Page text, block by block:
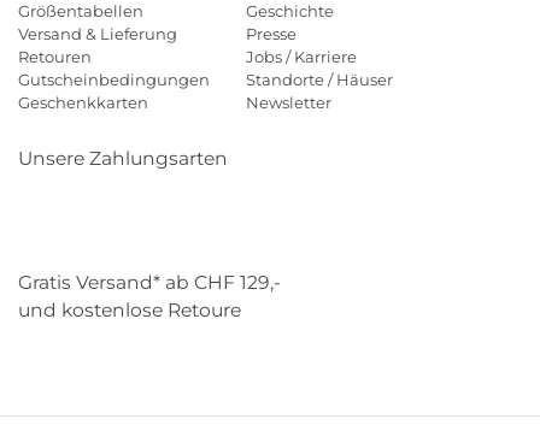
Größentabellen
Versand & Lieferung
Retouren
Gutscheinbedingungen
Geschenkkarten
Geschichte
Presse
Jobs / Karriere
Standorte / Häuser
Newsletter
Unsere Zahlungsarten
Gratis Versand* ab CHF 129,-
und kostenlose Retoure